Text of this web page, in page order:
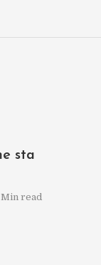
sta
read